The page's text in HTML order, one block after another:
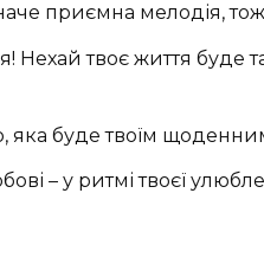
приємна мелодія,
Нехай твоє життя буде
яка буде твоїм
– у ритмі твоєї